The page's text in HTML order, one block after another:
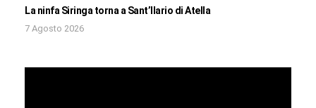
La ninfa Siringa torna a Sant’Ilario di Atella
7 Agosto 2026